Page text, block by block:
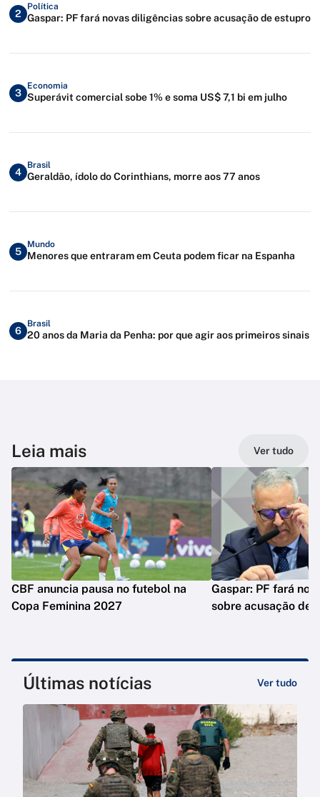
2
Política
Gaspar: PF fará novas diligências sobre acusação de estupro
3
Economia
Superávit comercial sobe 1% e soma US$ 7,1 bi em julho
4
Brasil
Geraldão, ídolo do Corinthians, morre aos 77 anos
5
Mundo
Menores que entraram em Ceuta podem ficar na Espanha
6
Brasil
20 anos da Maria da Penha: por que agir aos primeiros sinais
Leia mais Ver tudo
CBF anuncia pausa no futebol na
Copa Feminina 2027
Gaspar: PF fará
sobre acusação de
Últimas notícias Ver tudo